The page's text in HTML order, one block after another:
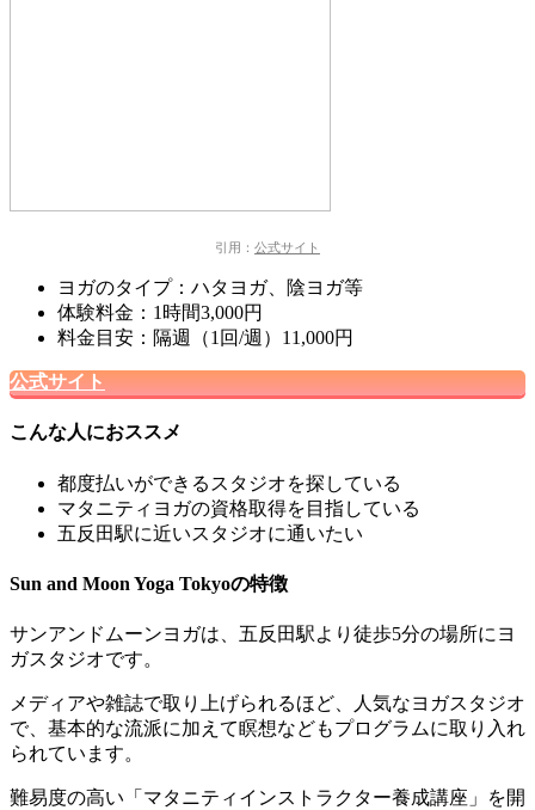
引用： 公式サイト
ヨガのタイプ：ハタヨガ、陰ヨガ等
体験料金：1時間3,000円
料金目安：隔週（1回/週）11,000円
公式サイト
こんな人におススメ
都度払いができるスタジオを探している
マタニティヨガの資格取得を目指している
五反田駅に近いスタジオに通いたい
Sun and Moon Yoga Tokyoの特徴
サンアンドムーンヨガは、五反田駅より徒歩5分の場所にヨ
ガスタジオです。
メディアや雑誌で取り上げられるほど、人気なヨガスタジオ
で、基本的な流派に加えて瞑想などもプログラムに取り入れ
られています。
難易度の高い「マタニティインストラクター養成講座」を開